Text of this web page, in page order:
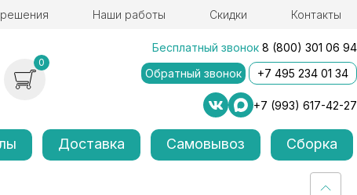
Наши работы Скидки Контакты
0
Бесплатный звонок 8 (800) 301 06 94
Обратный звонок
+7 495 234 01 34
+7 (993) 617-42-27
Доставка Самовывоз Сборка